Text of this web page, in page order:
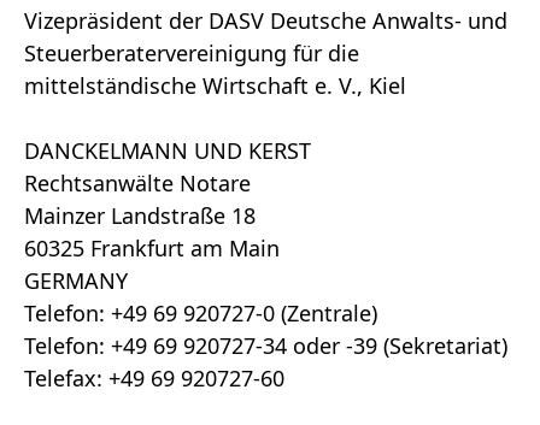
Vizepräsident der DASV Deutsche Anwalts- und
Steuerberatervereinigung für die
mittelständische Wirtschaft e. V., Kiel
DANCKELMANN UND KERST
Rechtsanwälte Notare
Mainzer Landstraße 18
60325 Frankfurt am Main
GERMANY
Telefon: +49 69 920727-0 (Zentrale)
Telefon: +49 69 920727-34 oder -39 (Sekretariat)
Telefax: +49 69 920727-60